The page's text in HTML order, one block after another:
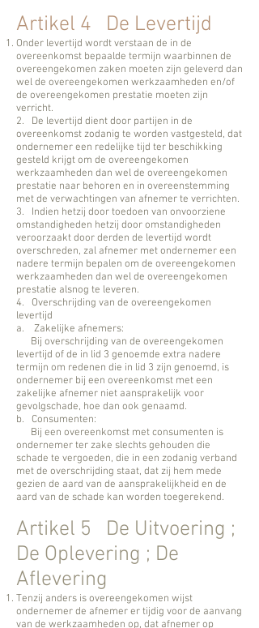
Artikel 4 De Levertijd
Onder levertijd wordt verstaan de in de
overeenkomst bepaalde termijn waarbinnen de
overeengekomen zaken moeten zijn geleverd dan
wel de overeengekomen werkzaamheden en/of
de overeengekomen prestatie moeten zijn
verricht.
2. De levertijd dient door partijen in de
overeenkomst zodanig te worden vastgesteld, dat
ondernemer een redelijke tijd ter beschikking
gesteld krijgt om de overeengekomen
werkzaamheden dan wel de overeengekomen
prestatie naar behoren en in overeenstemming
met de verwachtingen van afnemer te verrichten.
3. Indien hetzij door toedoen van onvoorziene
omstandigheden hetzij door omstandigheden
veroorzaakt door derden de levertijd wordt
overschreden, zal afnemer met ondernemer een
nadere termijn bepalen om de overeengekomen
werkzaamheden dan wel de overeengekomen
prestatie alsnog te leveren.
4. Overschrijding van de overeengekomen
levertijd
a. Zakelijke afnemers:
Bij overschrijding van de overeengekomen
levertijd of de in lid 3 genoemde extra nadere
termijn om redenen die in lid 3 zijn genoemd, is
ondernemer bij een overeenkomst met een
zakelijke afnemer niet aansprakelijk voor
gevolgschade, hoe dan ook genaamd.
b. Consumenten:
Bij een overeenkomst met consumenten is
ondernemer ter zake slechts gehouden die
schade te vergoeden, die in een zodanig verband
met de overschrijding staat, dat zij hem mede
gezien de aard van de aansprakelijkheid en de
aard van de schade kan worden toegerekend.
Artikel 5 De Uitvoering ;
De Oplevering ; De
Aflevering
Tenzij anders is overeengekomen wijst
ondernemer de afnemer er tijdig voor de aanvang
van de werkzaamheden op, dat afnemer op